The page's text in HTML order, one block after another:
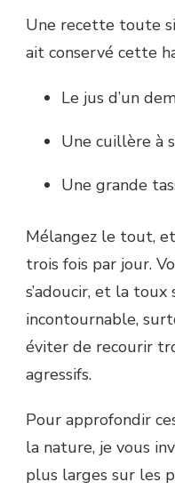
Une recette toute
ait conservé cette
Le jus d’un
Une cuillère à
Une grande
Mélangez le tout,
trois fois par jour.
s’adoucir, et la toux
incontournable,
éviter de recourir
agressifs.
Pour approfondir
la nature, je vous
plus larges sur les